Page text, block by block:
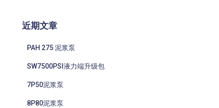
近期文章
PAH 275 泥浆泵
SW7500PSI液力端升级包
7P50泥浆泵
8P80泥浆泵